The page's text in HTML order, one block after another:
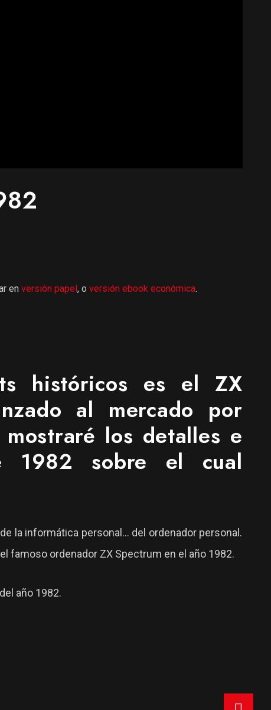
enversión papel, oversión ebook económica.
históricos es el ZX
al mercado por
los detalles e
1982 sobre el cual
la informática personal... del ordenador personal.
famoso ordenador ZX Spectrum en el año 1982.
año 1982.